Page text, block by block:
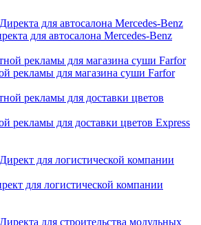
для автосалона Mercedes-Benz
рекламы для магазина суши Farfor
рекламы для доставки цветов Express
для логистической компании